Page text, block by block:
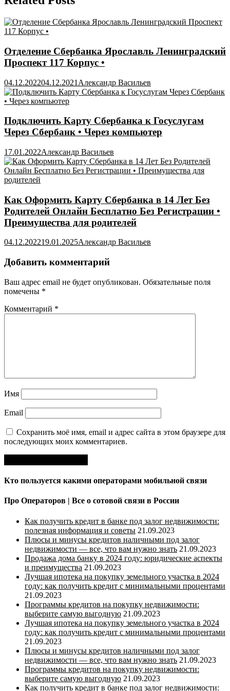
Отделение Сбербанка Ярославль Ленинградский
Проспект 117 Корпус •
04.12.202204.12.2021 Александр Васильев
Подключить Карту Сбербанка к Госуслугам
Через Сбербанк • Через компьютер
17.01.2022Александр Васильев
Как Оформить Карту Сбербанка в 14 Лет Без
Родителей Онлайн Бесплатно Без Регистрации •
Преимущества для родителей
04.12.202219.01.2025Александр Васильев
Добавить комментарий
Ваш адрес email не будет опубликован. Обязательные поля
помечены *
Комментарий *
Имя
Email
Сохранить моё имя, email и адрес сайта в этом браузере для
последующих моих комментариев.
Кто пользуется какими операторами мобильной связи
Про Операторов | Все о сотовой связи в России
Как получить кредит в банке под залог недвижимости:
полезная информация и советы 21.09.2023
Плюсы и минусы кредитов наличными под залог
недвижимости — все, что вам нужно знать 21.09.2023
Продажа дома банку в 2024 году: юридические аспекты
и преимущества 21.09.2023
Лучшая ипотека на покупку земельного участка в 2024
году: как получить кредит с минимальными процентами
21.09.2023
Программы кредитов на покупку недвижимости:
выберите самую выгодную 21.09.2023
Лучшая ипотека на покупку земельного участка в 2024
году: как получить кредит с минимальными процентами
21.09.2023
Плюсы и минусы кредитов наличными под залог
недвижимости — все, что вам нужно знать 21.09.2023
Программы кредитов на покупку недвижимости:
выберите самую выгодную 21.09.2023
Как получить кредит в банке под залог недвижимости: